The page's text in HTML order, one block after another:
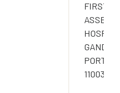
FIRST
ASSET
GANDHI
PORT,
110037,